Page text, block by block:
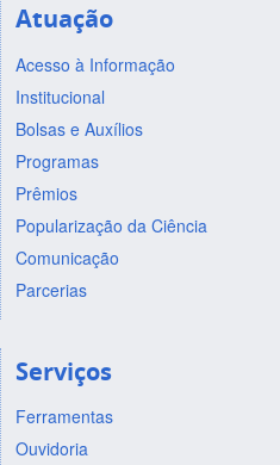
Atuação
Acesso à Informação
Institucional
Bolsas e Auxílios
Programas
Prêmios
Popularização da Ciência
Comunicação
Parcerias
Serviços
Ferramentas
Ouvidoria